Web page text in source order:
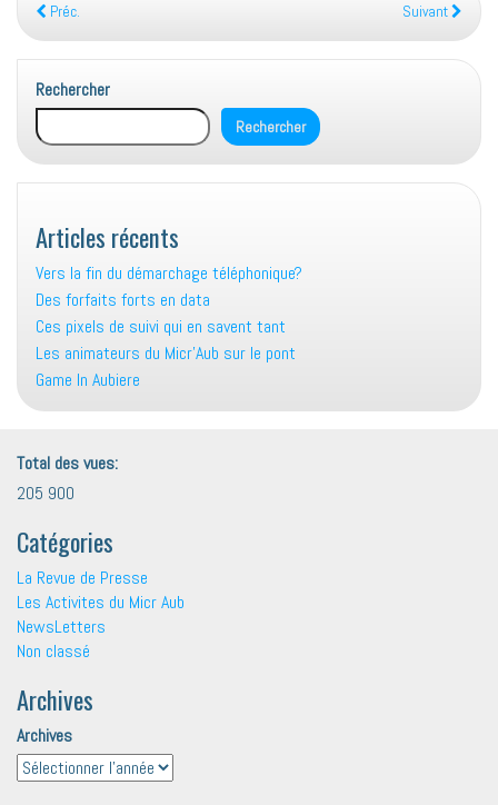
Préc. Suivant
Rechercher
Rechercher
Articles récents
Vers la fin du démarchage téléphonique?
Des forfaits forts en data
Ces pixels de suivi qui en savent tant
Les animateurs du Micr’Aub sur le pont
Game In Aubiere
Total des vues:
205 900
Catégories
La Revue de Presse
Les Activites du Micr Aub
NewsLetters
Non classé
Archives
Archives